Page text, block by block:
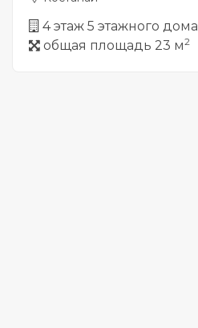
4 этаж 5 этажного дома
общая площадь 23 м2